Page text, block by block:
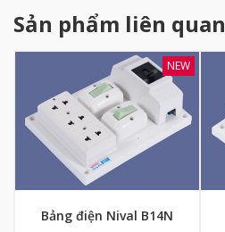
Sản phẩm liên quan
NEW
Bảng điện Nival B14N